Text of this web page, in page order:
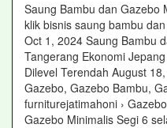
Saung Bambu dan Gazebo
klik bisnis saung bambu
Oct 1, 2024 Saung Bambu
Tangerang Ekonomi
Dilevel Terendah August 18,
Gazebo, Gazebo Bambu,
furniturejatimahoni › Gazebo
Gazebo Minimalis Segi 6